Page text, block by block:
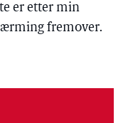
er etter min
fremover.